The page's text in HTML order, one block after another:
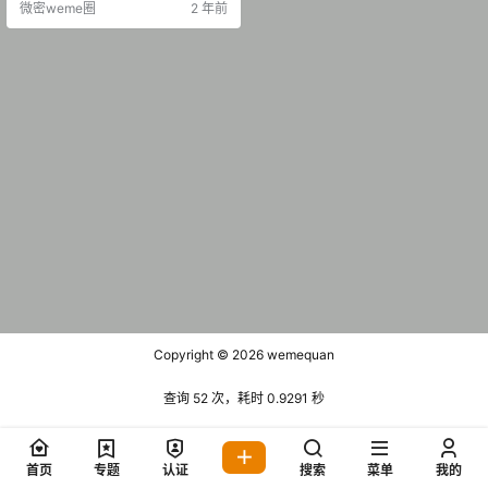
微密weme圈 2 年前
Copyright © 2026 wemequan
查询 52 次，耗时 0.9291 秒
首页 专题 认证 搜索 菜单 我的